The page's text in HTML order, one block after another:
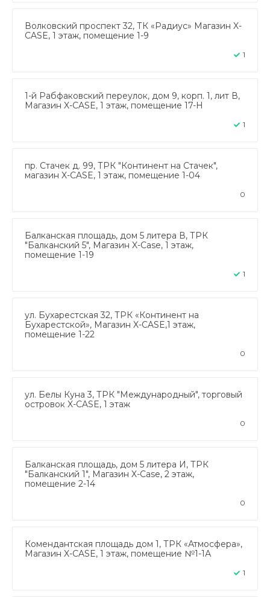
Волковский проспект 32, ТК «Радиус» Магазин X-
CASE, 1 этаж, помещение 1-9
1
1-й Рабфаковский переулок, дом 9, корп. 1, лит В,
Магазин X-CASE, 1 этаж, помещение 17-Н
1
пр. Стачек д. 99, ТРК "Континент на Стачек",
магазин X-CASE, 1 этаж, помещение 1-04
0
Балканская площадь, дом 5 литера В, ТРК
"Балканский 5", Магазин X-Case, 1 этаж,
помещение 1-19
1
ул. Бухарестская 32, ТРК «Континент на
Бухарестской», Магазин X-CASE,1 этаж,
помещение 1-22
0
ул. Белы Куна 3, ТРК "Международный", торговый
островок X-CASE, 1 этаж
0
Балканская площадь, дом 5 литера И, ТРК
"Балканский 1", Магазин X-Case, 2 этаж,
помещение 2-14
0
Комендантская площадь дом 1, ТРК «Атмосфера»,
Магазин X-CASE, 1 этаж, помещение №1-1А
1